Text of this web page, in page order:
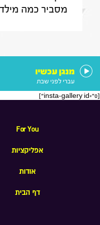
מסביר כמה
הוא רוצה
מנגן עכשיו
עברי לפני שבת
[insta-gallery id="0"]
For You
אפליקציות
אודות
דף הבית